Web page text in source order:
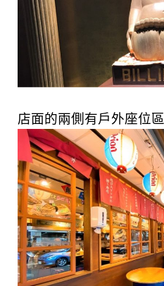
店面的兩側有戶外座位區